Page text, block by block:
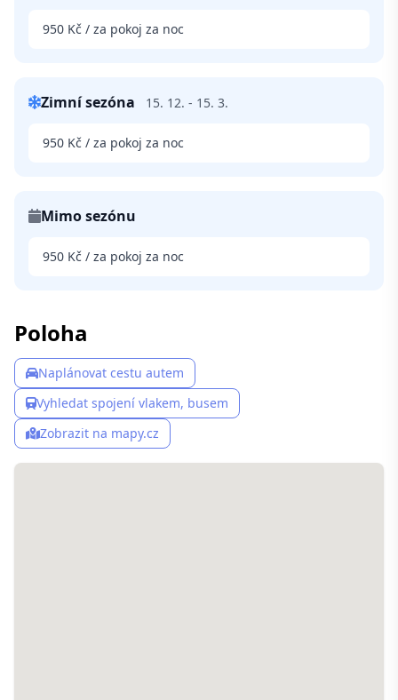
950 Kč / za pokoj za noc
Zimní sezóna 15. 12. - 15. 3.
950 Kč / za pokoj za noc
Mimo sezónu
950 Kč / za pokoj za noc
Poloha
Naplánovat cestu autem
Vyhledat spojení vlakem, busem
Zobrazit na mapy.cz